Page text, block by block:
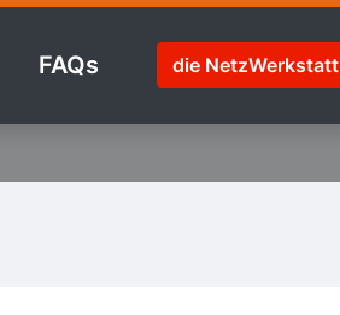
FAQs die NetzWerkstatt